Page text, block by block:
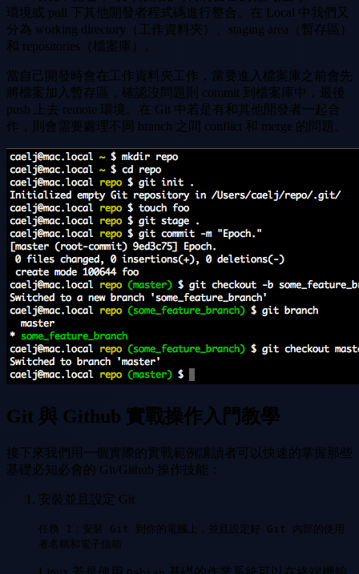
環境或 pull 下其他開發者程式碼進行整合。在 Local 中我們又
分為 working directory（工作資料夾）、staging area（暫存區）
和 repositories（檔案庫）。
當自己開發時會在工作資料夾工作，當要進入檔案庫之前會先
將檔案加入暫存區，確認沒問題則 commit 到檔案庫中，最後
push 上去 remote 環境。在 Git 中若是有和其他開發者一起合
作，則會需要處理不同 branch 之間 conflict 和 merge 的問題。
Git 與 Github 實戰操作入門教學
接下來我們用一個實際的實戰範例讓讀者可以快速的掌握那些
基礎必知必會的 Git/Github 操作技能：
安裝並且設定 Git
任務 1：安裝 Git 到你的電腦上，並且設定好 Git 內部的使用
者名稱和電子信箱